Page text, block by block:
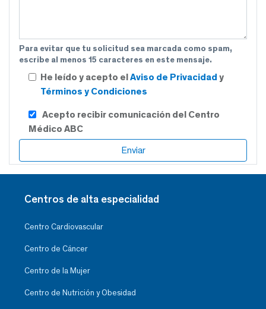
Para evitar que tu solicitud sea marcada como spam,
escribe al menos 15 caracteres en este mensaje.
He leído y acepto elAviso de Privacidad y
Términos y Condiciones
Acepto recibir comunicación del Centro
Médico ABC
Centros de alta especialidad
Centro Cardiovascular
Centro de Cáncer
Centro de la Mujer
Centro de Nutrición y Obesidad